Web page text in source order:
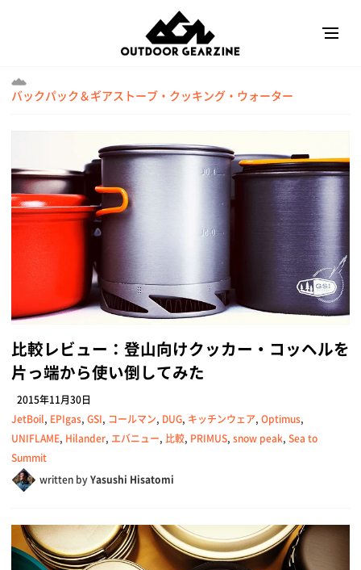
バックパック＆ギアストーブ・クッキング・ウォーター
比較レビュー：登山向けクッカー・コッヘルを
片っ端から使い倒してみた
2015年11月30日
JetBoil, EPIgas, GSI, コールマン, DUG, キッチンウェア, Optimus,
UNIFLAME, Hilander, エバニュー, 比較, PRIMUS, snow peak, Sea to
Summit
written byYasushi Hisatomi